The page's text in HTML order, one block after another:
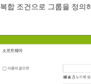
합 조건으로 그룹을 정의